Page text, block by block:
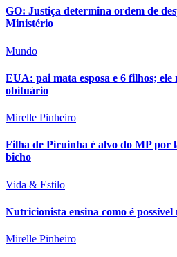
GO: Justiça determina ordem de
Ministério
Mundo
EUA: pai mata esposa e 6 filhos;
obituário
Mirelle Pinheiro
Filha de Piruinha é alvo do MP por
bicho
Vida & Estilo
Nutricionista ensina como é possível
Mirelle Pinheiro